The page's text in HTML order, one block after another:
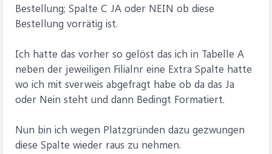
Bestellung; Spalte C JA oder NEIN ob diese
Bestellung vorrätig ist.
Ich hatte das vorher so gelöst das ich in Tabelle A
neben der jeweiligen Filialnr eine Extra Spalte hatte
wo ich mit sverweis abgefragt habe ob da das Ja
oder Nein steht und dann Bedingt Formatiert.
Nun bin ich wegen Platzgründen dazu gezwungen
diese Spalte wieder raus zu nehmen.